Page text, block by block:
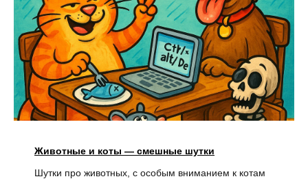
Животные и коты — смешные шутки
Шутки про животных, с особым вниманием к котам